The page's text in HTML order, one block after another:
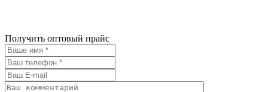
Получить оптовый прайс